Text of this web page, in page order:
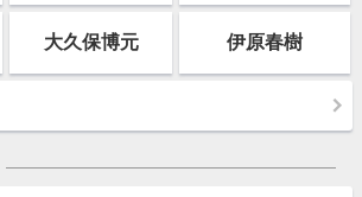
大久保博元 伊原春樹